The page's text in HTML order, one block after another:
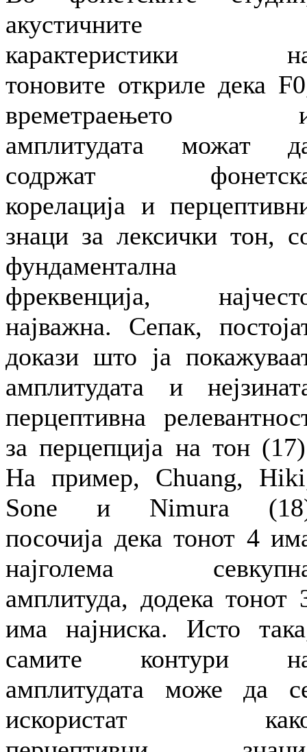
акустичните
карактеристики
тоновите откриле дека
времетраењето
амплитудата можат
содржат
корелација и
знаци за лексички тон,
фундаментална
фреквенција,
најважна. Сепак,
докази што ја
амплитудата и
перцептивна
за перцепција на тон
На пример, Chuang,
Sone и Nimura
посочија дека тонот 4
најголема
амплитуда, додека тонот
има најниска. Исто
самите контури
амплитудата може да
искористат